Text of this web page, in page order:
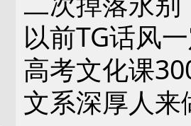
以前TG话风
高考文化课
文系深厚人